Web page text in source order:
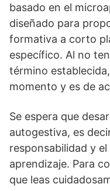
basado en el
diseñado para
formativa a corto
específico. Al no
término
momento y es de
Se espera que
autogestiva, es
responsabilidad y
aprendizaje. Para
que leas